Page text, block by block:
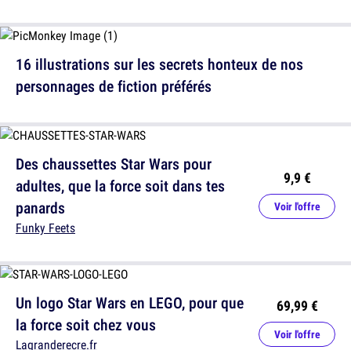
Des chaussettes Star Wars pour
adultes, que la force soit dans tes
panards
Funky Feets
9,9 €
Voir l'offre
16 illustrations sur les secrets honteux de nos
personnages de fiction préférés
Un logo Star Wars en LEGO, pour que
la force soit chez vous
Lagranderecre.fr
69,99 €
Voir l'offre